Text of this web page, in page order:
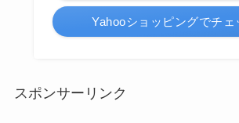
Yahooショッピングでチェ
スポンサーリンク